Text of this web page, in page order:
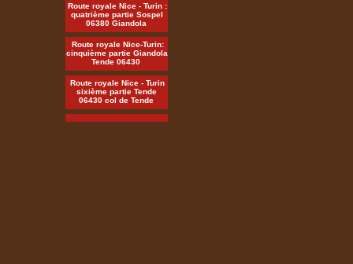
Route royale Nice - Turin :
quatrième partie Sospel
06380 Giandola
Route royale Nice-Turin:
cinquième partie Giandola
Tende 06430
Route royale Nice - Turin
sixième partie Tende
06430 col de Tende